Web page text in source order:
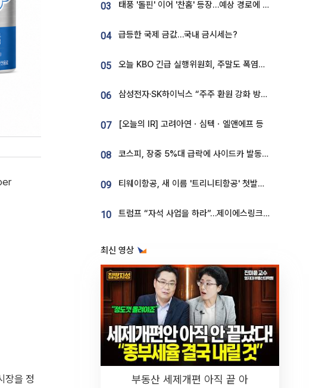
장을 정
03 태풍 '돌핀' 이어 '찬홈' 등장…예상 경로에 한국 '한숨'
04 급등한 국제 금값…국내 금시세는?
05 오늘 KBO 긴급 실행위원회, 주말도 폭염취소 될까
06 삼성전자·SK하이닉스 “주주 환원 강화 방안 마련”
07 [오늘의 IR] 고려아연ㆍ심텍ㆍ엘앤에프 등
08 코스피, 장중 5%대 급락에 사이드카 발동…삼성·SK 동반 폭락
09 티웨이항공, 새 이름 '트리니티항공' 첫발…SSC 전략 본격화
10 트럼프 “자석 사업을 하라”…제이에스링크, 비중국 영구자석 공급망 구축 속도
최신 영상
부동산 세제개편 아직 끝 아